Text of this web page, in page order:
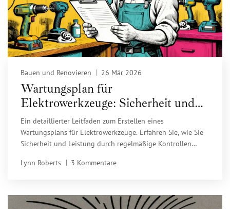
Bauen und Renovieren 26 Mär 2026
Wartungsplan für
Elektrowerkzeuge: Sicherheit und
Leistung steigern
Ein detaillierter Leitfaden zum Erstellen eines
Wartungsplans für Elektrowerkzeuge. Erfahren Sie, wie Sie
Sicherheit und Leistung durch regelmäßige Kontrollen
Lynn Roberts
3 Kommentare